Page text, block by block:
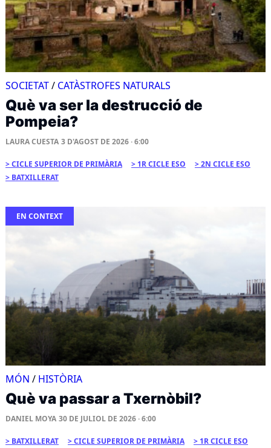
SOCIETAT/ CATÀSTROFES NATURALS
Què va ser la destrucció de
Pompeia?
LAURA CUESTA 3 D'AGOST DE 2026 · 6:00
CICLE SUPERIOR DE PRIMÀRIA 1R CICLE ESO
2N CICLE ESO
BATXILLERAT
EN CONTEXT
MÓN / HISTÒRIA
Què va passar a Txernòbil?
DANIEL MOYA 30 DE JULIOL DE 2026 · 6:00
BATXILLERAT CICLE SUPERIOR DE PRIMÀRIA
1R CICLE ESO